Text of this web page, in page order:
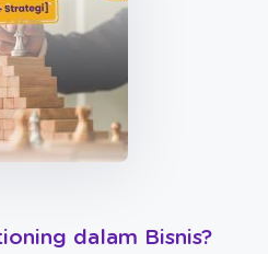
dalam Bisnis?